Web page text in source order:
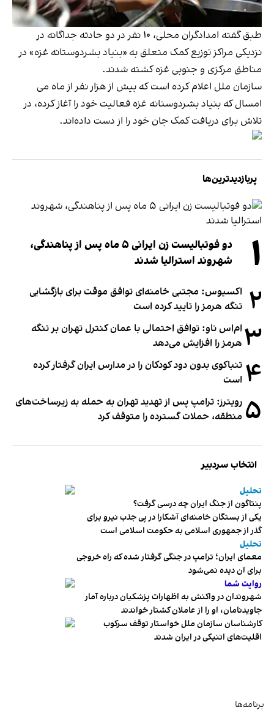
طبق گفته امدادگران محلی، ۱۰ نفر در دو حادثه جداگانه در
نزدیکی مراکز توزیع کمک متعلق به «بنیاد بشردوستانه غزه» در
مناطق مرکزی و جنوبی غزه کشته شدند.
سازمان ملل اعلام کرده است که بیش از هزار نفر از ماه می
امسال که بنیاد بشردوستانه غزه فعالیت خود را آغاز کرده، در
تلاش برای دریافت کمک جان خود را از دست داده‌اند.
پربازدیدترین‌ها
۱
دو فوتبالیست زن ایرانی ۵ ماه پس از پناهندگی،
شهروند استرالیا شدند
۲ اکسیوس: مجتبی خامنه‌ای توافق موقت برای بازگشایی
تنگه هرمز را تایید کرده است
۳ ام‌اس ناو: توافق احتمالی با عمان کنترل تهران بر تنگه
هرمز را افزایش می‌دهد
۴ تنباکوی بدون دود کودکان را در مدارس ایران گرفتار کرده
است
۵ رویترز: ترامپ پس از تهدید تهران به حمله به زیرساخت‌های
منطقه، حملات گسترده را متوقف کرد
انتخاب سردبیر
تحلیل
پنتاگون از جنگ ایران چه درسی گرفت؟
یکی از بستگان خامنه‌ای آشکارا در پی جذب نیرو برای
گذر از جمهوری اسلامی به حکومت اسلامی است
تحلیل
معمای ایران؛ ترامپ در جنگی گرفتار شده که راه خروجی
برای آن دیده نمی‌شود
روایت شما
شهروندان در واکنش به اظهارات پزشکیان درباره آمار
جاویدنامان، او را از عاملان کشتار خواندند
کارشناسان سازمان ملل خواستار توقف سرکوب
اقلیت‌های اتنیکی در ایران شدند
برنامه‌ها